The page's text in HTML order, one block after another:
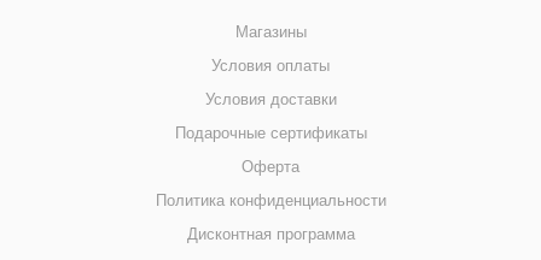
Магазины
Условия оплаты
Условия доставки
Подарочные сертификаты
Оферта
Политика конфиденциальности
Дисконтная программа